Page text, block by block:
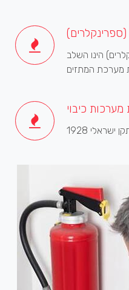
הינו השלב
כיבוי
1928